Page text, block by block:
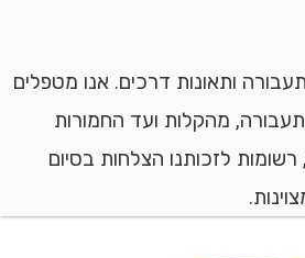
ותאונות דרכים. אנו מטפלים
מהקלות ועד החמורות
לזכותנו הצלחות בסיום